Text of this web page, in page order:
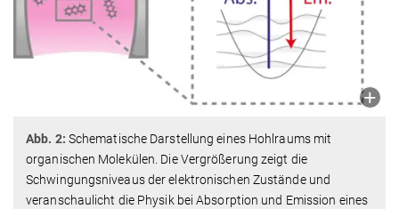
Abb. 2: Schematische Darstellung eines Hohlraums mit
organischen Molekülen. Die Vergrößerung zeigt die
Schwingungsniveaus der elektronischen Zustände und
veranschaulicht die Physik bei Absorption und Emission eines